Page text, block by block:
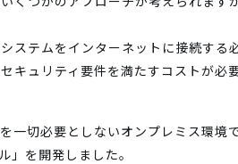
テムをインターネットに接続する
キュリティ要件を満たすコストが必
一切必要としないオンプレミス環境
を開発しました。